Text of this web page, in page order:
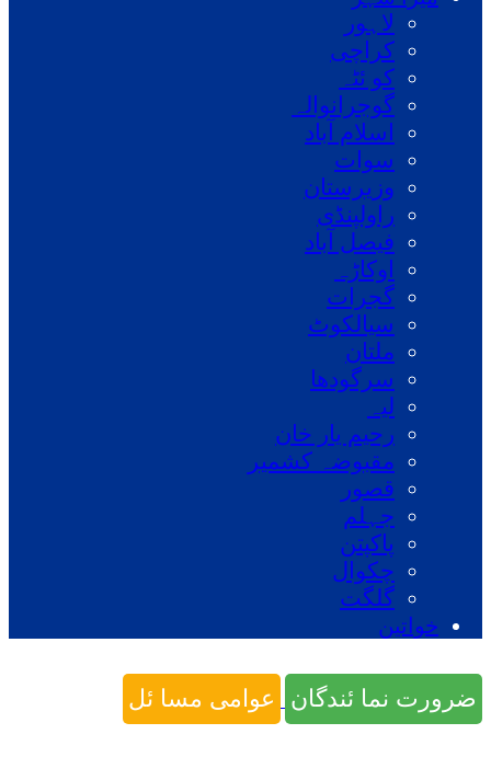
لاہور
کراچی
کو ئٹہ
گوجرانوالہ
اسلام آباد
سوات
وزیرستان
راولپنڈی
فیصل آباد
اوکاڑہ
گجرات
سیالکوٹ
ملتان
سرگودھا
لیہ
رحیم یار خان
مقبوضہ کشمیر
قصور
جہلم
پاکپتن
چکوال
گلگت
خواتین
ضرورت نما ئندگان عوامی مسا ئل